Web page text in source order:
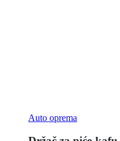
Auto oprema